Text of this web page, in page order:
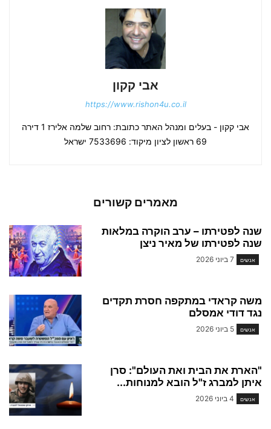
אבי קקון
https://www.rishon4u.co.il
אבי קקון - בעלים ומנהל האתר כתובת: רחוב שלמה אלירז 1 דירה
69 ראשון לציון מיקוד: 7533696 ישראל
מאמרים קשורים
שנה לפטירתו – ערב הוקרה במלאות
שנה לפטירתו של מאיר ניצן
אנשים 7 ביוני 2026
משה קראדי במתקפה חסרת תקדים
נגד דודי אמסלם
אנשים 5 ביוני 2026
"הארת את הבית ואת העולם": סרן
איתן למברג ז"ל הובא למנוחות...
אנשים 4 ביוני 2026